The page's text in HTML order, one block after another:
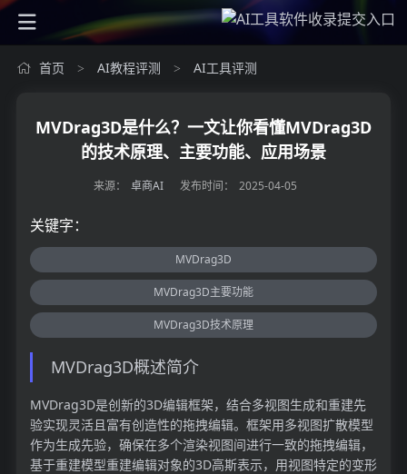
首页 > AI教程评测 > AI工具评测
MVDrag3D是什么？一文让你看懂MVDrag3D
的技术原理、主要功能、应用场景
来源： 卓商AI 发布时间： 2025-04-05
关键字：
MVDrag3D
MVDrag3D主要功能
MVDrag3D技术原理
MVDrag3D概述简介
MVDrag3D是创新的3D编辑框架，结合多视图生成和重建先
验实现灵活且富有创造性的拖拽编辑。框架用多视图扩散模型
作为生成先验，确保在多个渲染视图间进行一致的拖拽编辑，
基于重建模型重建编辑对象的3D高斯表示，用视图特定的变形